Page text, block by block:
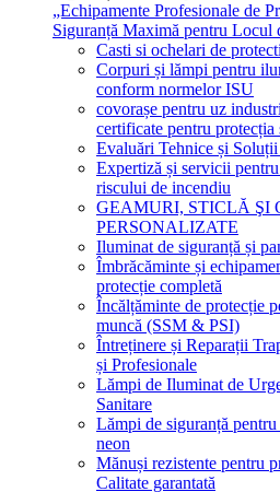
„Echipamente Profesionale de
Siguranță Maximă pentru Locul
Casti si ochelari de
Corpuri și lămpi pentru
conform normelor ISU
covorașe pentru uz
certificate pentru
Evaluări Tehnice și
Expertiză și servicii
riscului de incendiu
GEAMURI, STICLĂ ŞI
PERSONALIZATE
Iluminat de siguranță și
Îmbrăcăminte și
protecție completă
Încălțăminte de protecție
muncă (SSM & PSI)
Întreținere și Reparații
și Profesionale
Lămpi de Iluminat de
Sanitare
Lămpi de siguranță
neon
Mănuși rezistente pentru
Calitate garantată